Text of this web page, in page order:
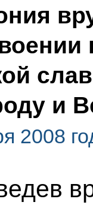
и
2008